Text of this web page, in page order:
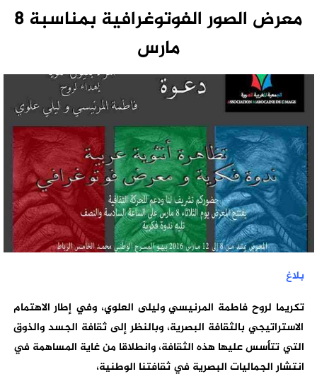
معرض الصور الفوتوغرافية بمناسبة 8
مارس‎
بلاغ
تكريما لروح فاطمة المرنيسي وليلى العلوي، وفي إطار الاهتمام
الاستراتيجي بالثقافة البصرية، وبالنظر إلى ثقافة الجسد والذوق
التي تتأسس عليها هذه الثقافة، وانطلاقا من غاية المساهمة في
انتشار الجماليات البصرية في ثقافتنا الوطنية،